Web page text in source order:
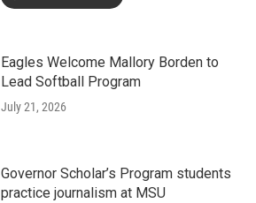
Eagles Welcome Mallory Borden to
Lead Softball Program
July 21, 2026
Governor Scholar’s Program students
practice journalism at MSU